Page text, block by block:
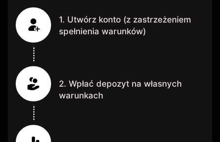
1. Utwórz konto (z zastrzeżeniem
spełnienia warunków)
2. Wpłać depozyt na własnych
warunkach